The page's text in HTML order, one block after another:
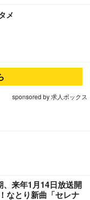
メ
sponsored by 求人ボックス
、来年1月14日放送開
とり新曲「セレナ